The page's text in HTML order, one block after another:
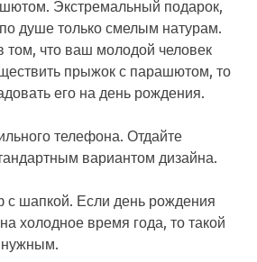
Экстремальный подарок,
душе только смелым натурам.
что ваш молодой человек
прыжок с парашютом, то
его на день рождения.
телефона. Отдайте
вариантом дизайна.
шапкой. Если день рождения
холодное время года, то такой